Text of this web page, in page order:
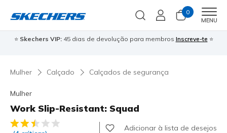
0
MENU
⭐ Skechers VIP:45 dias de devolução para membros Inscreve-te ⭐
Mulher Calçado Calçados de segurança
Mulher
Work Slip-Resistant: Squad
3$7 de 5 – Classificação do clienteAdicionar à lista de desejos